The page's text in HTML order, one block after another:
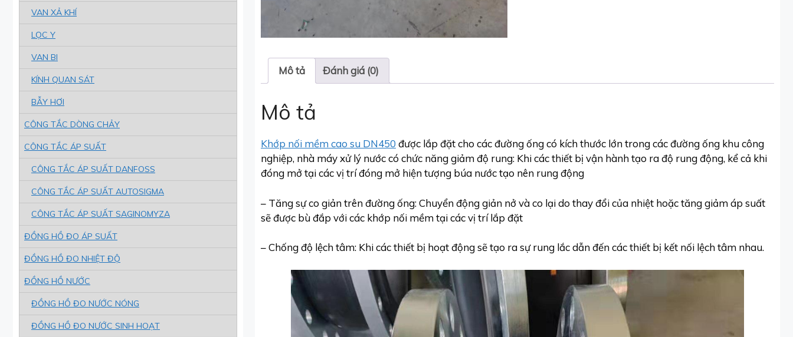
Mô tả Đánh giá (0)
Mô tả
Khớp nối mềm cao su DN450 được lắp đặt cho các đường ống có kích thước lớn trong các đường ống khu công
nghiệp, nhà máy xử lý nước có chức năng giảm độ rung: Khi các thiết bị vận hành tạo ra độ rung động, kể cả khi
đóng mở tại các vị trí đóng mở hiện tượng búa nước tạo nên rung động
– Tăng sự co giản trên đường ống: Chuyển động giản nở và co lại do thay đổi của nhiệt hoặc tăng giảm áp suất
sẽ được bù đắp với các khớp nối mềm tại các vị trí lắp đặt
– Chống độ lệch tâm: Khi các thiết bị hoạt động sẽ tạo ra sự rung lắc dẫn đến các thiết bị kết nối lệch tâm nhau.
VAN XẢ KHÍ
LỌC Y
VAN BI
KÍNH QUAN SÁT
BẪY HƠI
CÔNG TẮC DÒNG CHẢY
CÔNG TẮC ÁP SUẤT
CÔNG TẮC ÁP SUẤT DANFOSS
CÔNG TẮC ÁP SUẤT AUTOSIGMA
CÔNG TẮC ÁP SUẤT SAGINOMYZA
ĐỒNG HỒ ĐO ÁP SUẤT
ĐỒNG HỒ ĐO NHIỆT ĐỘ
ĐỒNG HỒ NƯỚC
ĐỒNG HỒ ĐO NƯỚC NÓNG
ĐỒNG HỒ ĐO NƯỚC SINH HOẠT